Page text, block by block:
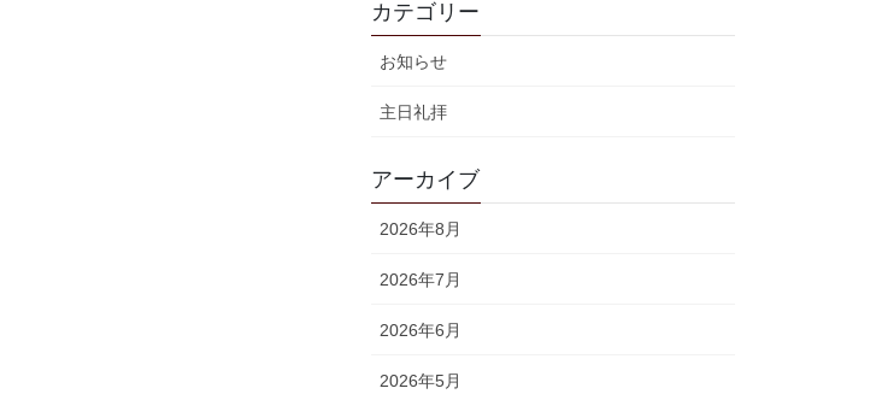
カテゴリー
お知らせ
主日礼拝
アーカイブ
2026年8月
2026年7月
2026年6月
2026年5月